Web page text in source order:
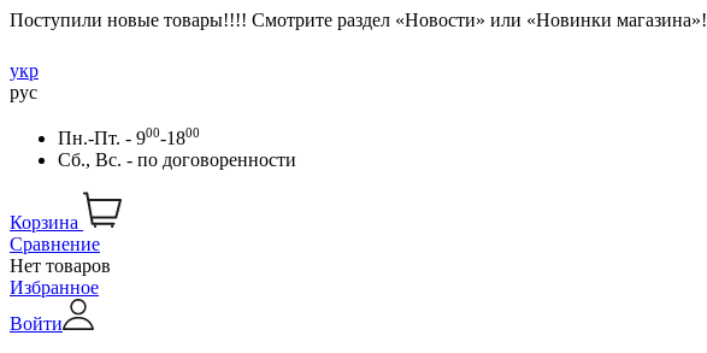
Поступили новые товары!!!! Смотрите раздел «Новости» или «Новинки магазина»!
укр
рус
Пн.-Пт. - 900-1800
Сб., Вс. - по договоренности
Корзина
Сравнение
Нет товаров
Избранное
Войти